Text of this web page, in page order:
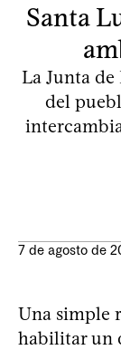
Santa
La Junta
del
7 de agosto de
Una simple
habilitar un